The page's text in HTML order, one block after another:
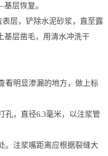
层恢复。
，铲除水泥砂浆，直至露
基层凿毛，用清水冲洗干
看明显渗漏的地方，做上标
孔，直径6.3毫米，以注浆管
。注浆嘴距离应根据裂缝大